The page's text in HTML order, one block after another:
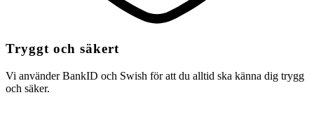
Tryggt och säkert
Vi använder BankID och Swish för att du alltid ska känna dig trygg
och säker.